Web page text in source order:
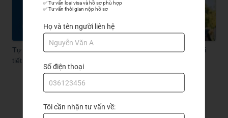
Tự làm hồ sơ du học Đài Loan có dễ không? Hướng dẫn chi
tiết của Trần Quang
✅ Tư vấn loại visa và hồ sơ phù hợp
✅ Tư vấn thời gian nộp hồ sơ
Họ và tên người liên hệ
Số điện thoại
Tôi cần nhận tư vấn về: